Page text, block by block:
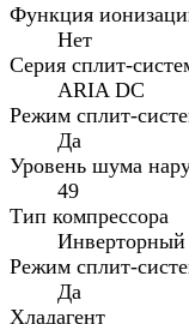
Функция
Нет
Серия сплит-
ARIA DC
Режим сплит-
Да
Уровень шума
49
Тип компрессора
Инверторный
Режим сплит-
Да
Хладагент